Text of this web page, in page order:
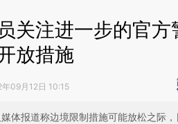
关注进一步的官方
放措施
09月12日 10:15
体报道称边境限制措施可能放松之际